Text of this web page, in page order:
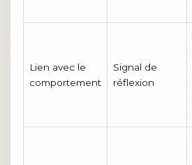
Lien avec le
comportement
Signal de
réflexion